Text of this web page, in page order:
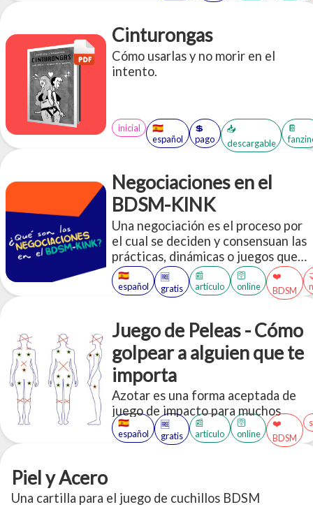
Cinturongas
Cómo usarlas y no morir en el
intento.
inicial
🇪🇸
español
💲
pago
📥
descargable
📔
Negociaciones en el
BDSM-KINK
Una negociación es el proceso por
el cual se deciden y consensuan las
prácticas, dinámicas o juegos que
dos o más personas van a realizar
dentro de un contexto BDSM.
🇪🇸
español
🆓
gratis
📰
artículo
🛜
online
❤️
BDSM
Juego de Peleas - Cómo
golpear a alguien que te
importa
Azotar es una forma aceptada de
juego de impacto para muchos
pervertidos, pero el juego corporal
rudo puede hacer que incluso los
🇪🇸
español
🆓
gratis
📰
artículo
🛜
online
❤️
BDSM
Piel y Acero
Una cartilla para el juego de cuchillos BDSM